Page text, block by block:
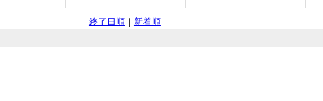
終了日順｜ 新着順